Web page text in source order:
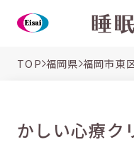
TOP 福岡県 福岡市東
かしい心療ク